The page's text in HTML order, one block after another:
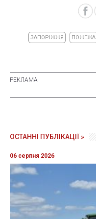
ЗАПОРІЖЖЯ ПОЖЕЖА
ОСТАННІ ПУБЛІКАЦІЇ »
06 серпня 2026